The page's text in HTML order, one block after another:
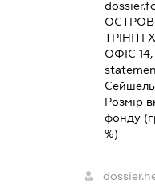
ОФІС
Розмір
фонду
%)